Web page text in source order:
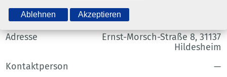
Unternehmen
Steinwedel-Vermietung e.K.
Adresse
Ernst-Morsch-Straße 8, 31137
Hildesheim
Kontaktperson
—
Ablehnen Akzeptieren